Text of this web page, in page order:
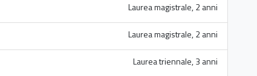
Laurea magistrale, 2 anni
Laurea magistrale, 2 anni
Laurea triennale, 3 anni